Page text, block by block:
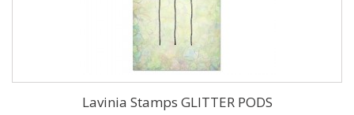
Lavinia Stamps GLITTER PODS